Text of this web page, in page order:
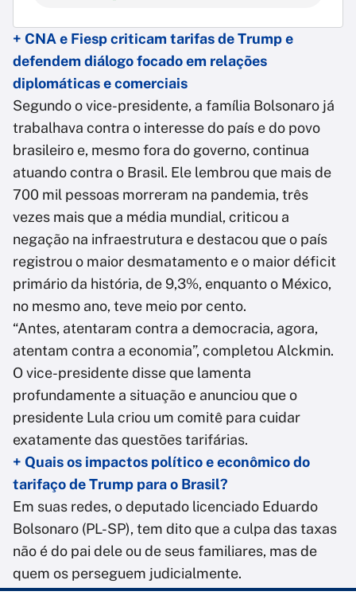
+ CNA e Fiesp criticam tarifas de Trump e
defendem diálogo focado em relações
diplomáticas e comerciais
Segundo o vice-presidente, a família Bolsonaro já
trabalhava contra o interesse do país e do povo
brasileiro e, mesmo fora do governo, continua
atuando contra o Brasil. Ele lembrou que mais de
700 mil pessoas morreram na pandemia, três
vezes mais que a média mundial, criticou a
negação na infraestrutura e destacou que o país
registrou o maior desmatamento e o maior déficit
primário da história, de 9,3%, enquanto o México,
no mesmo ano, teve meio por cento.
“Antes, atentaram contra a democracia, agora,
atentam contra a economia”, completou Alckmin.
O vice-presidente disse que lamenta
profundamente a situação e anunciou que o
presidente Lula criou um comitê para cuidar
exatamente das questões tarifárias.
+ Quais os impactos político e econômico do
tarifaço de Trump para o Brasil?
Em suas redes, o deputado licenciado Eduardo
Bolsonaro (PL-SP), tem dito que a culpa das taxas
não é do pai dele ou de seus familiares, mas de
quem os perseguem judicialmente.